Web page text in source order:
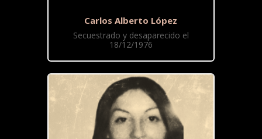
Carlos Alberto López
Secuestrado y desaparecido el
18/12/1976